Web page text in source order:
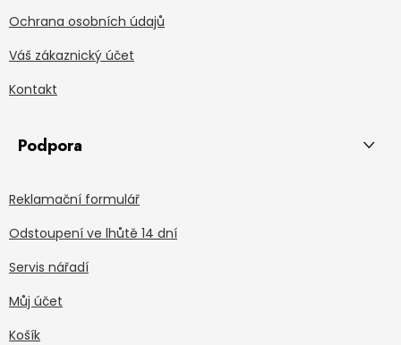
Ochrana osobních údajů
Váš zákaznický účet
Kontakt
Podpora
Reklamační formulář
Odstoupení ve lhůtě 14 dní
Servis nářadí
Můj účet
Košík